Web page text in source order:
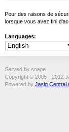
Pour des raisons de
lorsque vous avez fini
Languages:
Served by snape
Copyright © 2005 - 2012
Powered by Jasig Central